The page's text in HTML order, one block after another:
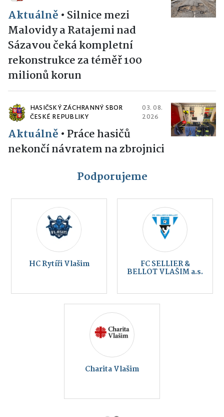
Aktuálně • Silnice mezi
Malovidy a Ratajemi nad
Sázavou čeká kompletní
rekonstrukce za téměř 100
milionů korun
HASIČSKÝ ZÁCHRANNÝ SBOR
ČESKÉ REPUBLIKY
03. 08.
2026
Aktuálně • Práce hasičů
nekončí návratem na zbrojnici
Podporujeme
HC Rytíři Vlašim FC SELLIER &
BELLOT VLAŠIM a.s.
Charita Vlašim